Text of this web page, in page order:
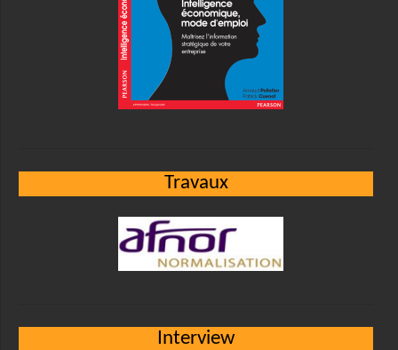
Travaux
Interview